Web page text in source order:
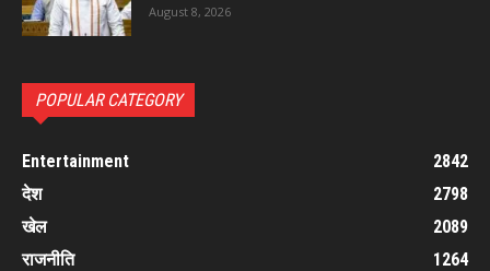
August 8, 2026
POPULAR CATEGORY
Entertainment
2842
देश
2798
खेल
2089
राजनीति
1264